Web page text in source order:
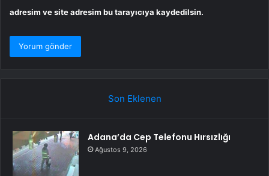
adresim ve site adresim bu tarayıcıya kaydedilsin.
Son Eklenen
Adana’da Cep Telefonu Hırsızlığı
Ağustos 9, 2026